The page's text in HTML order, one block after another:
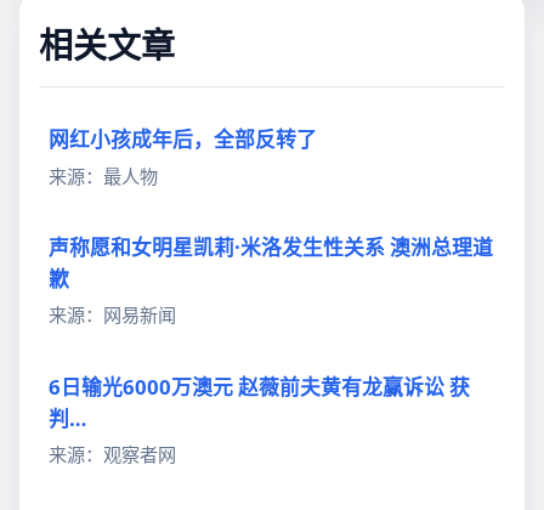
相关文章
网红小孩成年后，全部反转了
来源：最人物
声称愿和女明星凯莉·米洛发生性关系 澳洲总理道
歉
来源：网易新闻
6日输光6000万澳元 赵薇前夫黄有龙赢诉讼 获
判…
来源：观察者网